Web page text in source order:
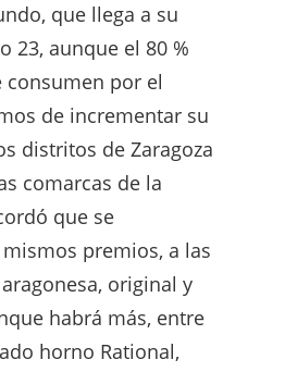
que llega a su
23, aunque el 80 %
consumen por el
de incrementar su
distritos de Zaragoza
comarcas de la
que se
premios, a las
original y
habrá más, entre
horno Rational,